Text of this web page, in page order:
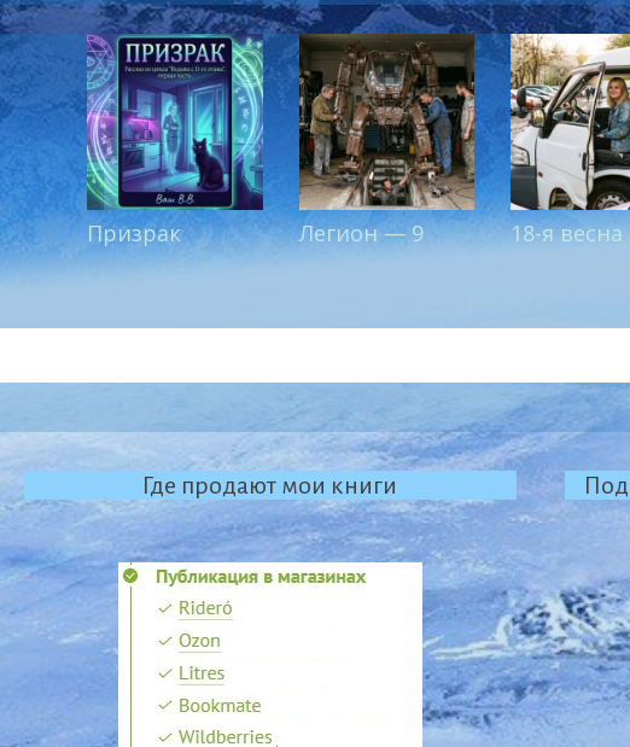
Призрак Легион — 9 18-я
Где продают мои книги